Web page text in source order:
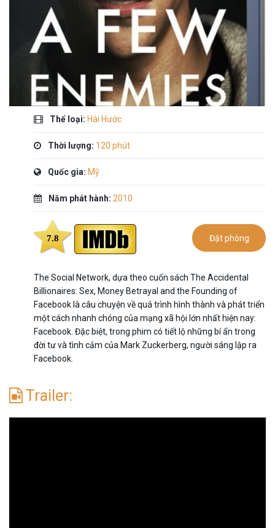
Thể loại: Hài Hước
Thời lượng: 120 phút
Quốc gia: Mỹ
Năm phát hành: 2010
7.8 Đặt phòng
The Social Network, dựa theo cuốn sách The Accidental
Billionaires: Sex, Money Betrayal and the Founding of
Facebook là câu chuyện về quá trình hình thành và phát triển
một cách nhanh chóng của mạng xã hội lớn nhất hiện nay:
Facebook. Đặc biệt, trong phim có tiết lộ những bí ẩn trong
đời tư và tình cảm của Mark Zuckerberg, người sáng lập ra
Facebook.
Trailer: